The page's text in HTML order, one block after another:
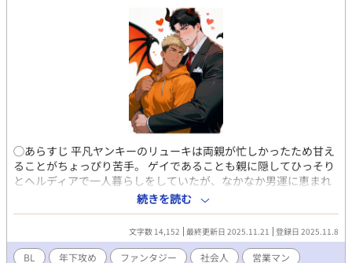
◯あらすじ 平凡ヤンキーのリューキは両親が忙しかったため甘え
ることがちょっぴり苦手。 ゲイであることも親に隠してひっそり
とヘルディアで一人暮らしをしていたが、なかなか男運に恵まれ
なかった。 彼氏欲しさに異世界召喚に手をかけることにし、エリ
ートインキュバスであるファナスとのマッチング召喚にする成功
するが…？ ファナスは普段は悪魔営業で働く営業マンでビジネス
契約のみのマッチングであった。しかし、なぜか「個人契約なら
レンタル彼氏もします」と営業をかけてくる。 甘え下手なリュー
続きを読む
文字数 14,152 最終更新日 2025.11.21 登録日 2025.11.8
BL 年下攻め ファンタジー 社会人 営業マン